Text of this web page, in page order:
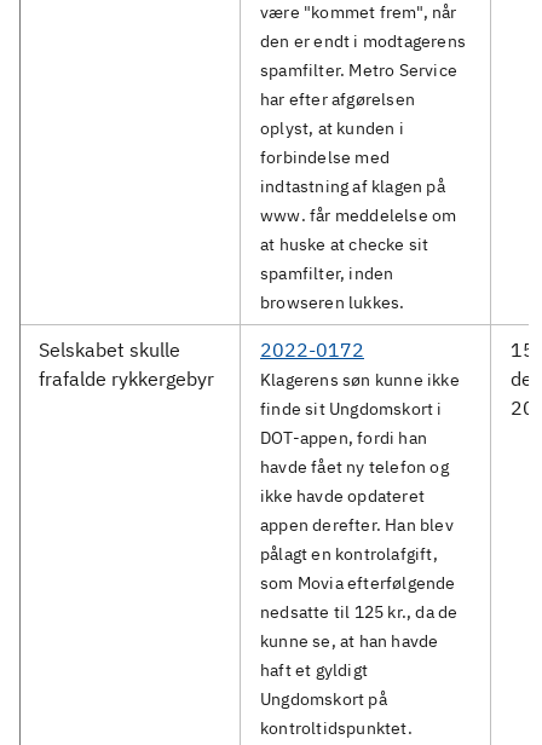
være "kommet frem", når
den er endt i modtagerens
spamfilter. Metro Service
har efter afgørelsen
oplyst, at kunden i
forbindelse med
indtastning af klagen på
www. får meddelelse om
at huske at checke sit
spamfilter, inden
browseren lukkes.
Selskabet skulle
frafalde rykkergebyr
2022-0172
Klagerens søn kunne ikke
finde sit Ungdomskort i
DOT-appen, fordi han
havde fået ny telefon og
ikke havde opdateret
appen derefter. Han blev
pålagt en kontrolafgift,
som Movia efterfølgende
nedsatte til 125 kr., da de
kunne se, at han havde
haft et gyldigt
Ungdomskort på
kontroltidspunktet.
15.